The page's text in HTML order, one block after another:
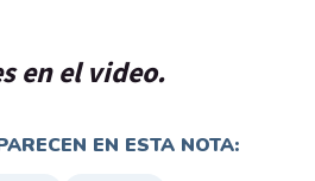
en el video.
EN ESTA NOTA: